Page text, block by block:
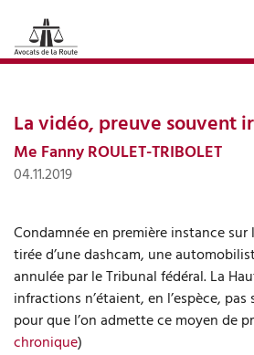
Interventions médiatiques
retour
La vidéo, preuve souvent
Me Fanny ROULET-TRIBOLET
04.11.2019
Condamnée en première instance sur
tirée d’une dashcam, une
annulée par le Tribunal fédéral. La
infractions n’étaient, en l’espèce,
pour que l’on admette ce moyen de
chronique)